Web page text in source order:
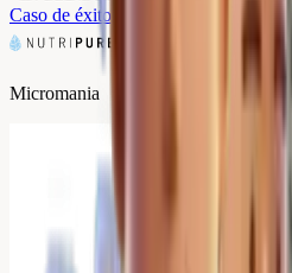
Caso de éxito
Micromania